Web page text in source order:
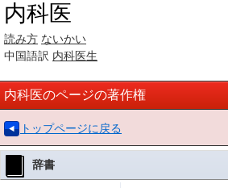
内科医
読み方 ないかい
中国語訳 内科医生
内科医のページの著作権
トップページに戻る
辞書